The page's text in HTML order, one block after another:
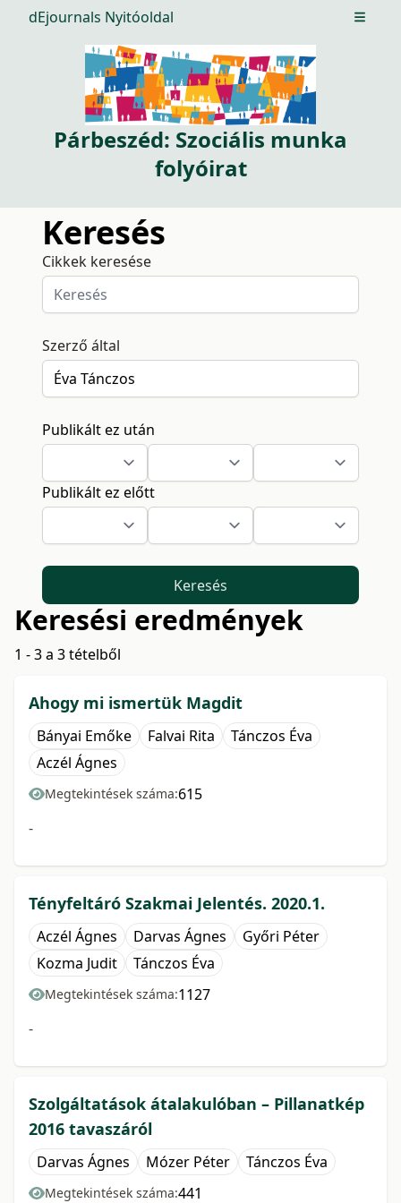
dEjournals Nyitóoldal Open
Párbeszéd: Szociális munka
folyóirat
Keresés
Cikkek keresése
Szerző által
Publikált ez után
Publikált ez előtt
Keresés
Keresési eredmények
1 - 3 a 3 tételből
Ahogy mi ismertük Magdit
Bányai Emőke Falvai Rita
Tánczos Éva
Aczél Ágnes
Megtekintések száma:615
-
Tényfeltáró Szakmai Jelentés. 2020.1.
Aczél Ágnes Darvas Ágnes
Győri Péter
Kozma Judit
Tánczos Éva
Megtekintések száma:1127
-
Szolgáltatások átalakulóban – Pillanatkép
2016 tavaszáról
Darvas Ágnes Mózer Péter Tánczos Éva
Megtekintések száma:441